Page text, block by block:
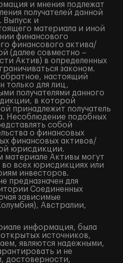
и мнения подлежат
получателей данной
Выпуск и
материала и иной
финансового
финансового актива/
(далее совместно –
Актив) в определенных
законом.
обратное, настоящий
только для лиц,
получателями данного
в которой
принадлежит получатель
Несоблюдение подобных
собой
о финансовых
финансовых активов/
юрисдикции.
материале Активы могут
всех юрисдикциях или
инвесторов.
предназначен для
Соединенных
зависимые
Австралии,
информация, была
открытых источников,
являются надежными,
и не
достоверности,